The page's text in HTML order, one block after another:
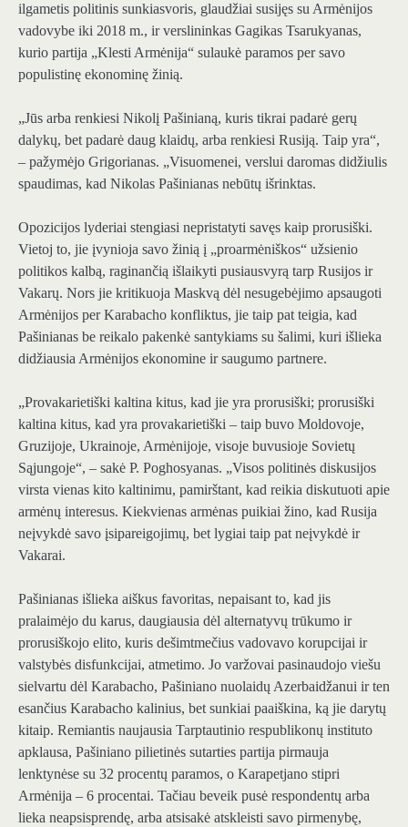
ilgametis politinis sunkiasvoris, glaudžiai susijęs su Armėnijos
vadovybe iki 2018 m., ir verslininkas Gagikas Tsarukyanas,
kurio partija „Klesti Armėnija“ sulaukė paramos per savo
populistinę ekonominę žinią.
„Jūs arba renkiesi Nikolį Pašinianą, kuris tikrai padarė gerų
dalykų, bet padarė daug klaidų, arba renkiesi Rusiją. Taip yra“,
– pažymėjo Grigorianas. „Visuomenei, verslui daromas didžiulis
spaudimas, kad Nikolas Pašinianas nebūtų išrinktas.
Opozicijos lyderiai stengiasi nepristatyti savęs kaip prorusiški.
Vietoj to, jie įvynioja savo žinią į „proarmėniškos“ užsienio
politikos kalbą, raginančią išlaikyti pusiausvyrą tarp Rusijos ir
Vakarų. Nors jie kritikuoja Maskvą dėl nesugebėjimo apsaugoti
Armėnijos per Karabacho konfliktus, jie taip pat teigia, kad
Pašinianas be reikalo pakenkė santykiams su šalimi, kuri išlieka
didžiausia Armėnijos ekonomine ir saugumo partnere.
„Provakarietiški kaltina kitus, kad jie yra prorusiški; prorusiški
kaltina kitus, kad yra provakarietiški – taip buvo Moldovoje,
Gruzijoje, Ukrainoje, Armėnijoje, visoje buvusioje Sovietų
Sąjungoje“, – sakė P. Poghosyanas. „Visos politinės diskusijos
virsta vienas kito kaltinimu, pamirštant, kad reikia diskutuoti apie
armėnų interesus. Kiekvienas armėnas puikiai žino, kad Rusija
neįvykdė savo įsipareigojimų, bet lygiai taip pat neįvykdė ir
Vakarai.
Pašinianas išlieka aiškus favoritas, nepaisant to, kad jis
pralaimėjo du karus, daugiausia dėl alternatyvų trūkumo ir
prorusiškojo elito, kuris dešimtmečius vadovavo korupcijai ir
valstybės disfunkcijai, atmetimo. Jo varžovai pasinaudojo viešu
sielvartu dėl Karabacho, Pašiniano nuolaidų Azerbaidžanui ir ten
esančius Karabacho kalinius, bet sunkiai paaiškina, ką jie darytų
kitaip. Remiantis naujausia Tarptautinio respublikonų instituto
apklausa, Pašiniano pilietinės sutarties partija pirmauja
lenktynėse su 32 procentų paramos, o Karapetjano stipri
Armėnija – 6 procentai. Tačiau beveik pusė respondentų arba
lieka neapsisprendę, arba atsisakė atskleisti savo pirmenybę,